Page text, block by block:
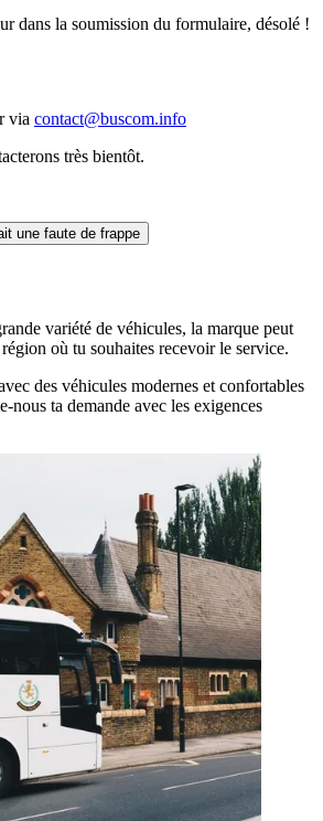
dans la soumission du formulaire, désolé !
via contact@buscom.info
très bientôt.
une faute de frappe
variété de véhicules, la marque peut
où tu souhaites recevoir le service.
des véhicules modernes et confortables
nous ta demande avec les exigences